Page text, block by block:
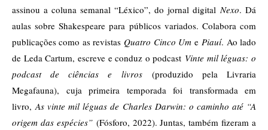
assinou a coluna semanal “Léxico”, do jornal digital Nexo. Dá
aulas sobre Shakespeare para públicos variados. Colabora com
publicações como as revistas Quatro Cinco Ume Piauí. Ao lado
de Leda Cartum, escreve e conduz o podcast Vinte mil léguas: o
podcast de ciências e livros(produzido pela Livraria
Megafauna), cuja primeira temporada foi transformada em
livro,As vinte mil léguas de Charles Darwin: o caminho até “A
origem das espécies”(Fósforo, 2022). Juntas, também fizeram a